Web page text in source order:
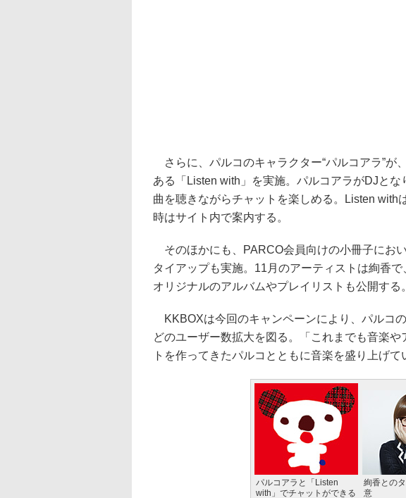
さらに、パルコのキャラクター“パルコアラ”が
ある「Listen with」を実施。パルコアラがDJと
曲を聴きながらチャットを楽しめる。Listen with
時はサイト内で案内する。
そのほかにも、PARCO会員向けの小冊子にお
タイアップも実施。11月のアーティストは絢香
オリジナルのアルバムやプレイリストも公開する。
KKBOXは今回のキャンペーンにより、パルコ
どのユーザー数拡大を図る。「これまでも音楽
トを作ってきたパルコとともに音楽を盛り上げて
パルコアラと「Listen
with」でチャットができる
絢香との
意